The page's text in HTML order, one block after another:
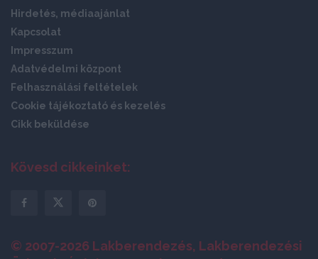
Hirdetés, médiaajánlat
Kapcsolat
Impresszum
Adatvédelmi központ
Felhasználási feltételek
Cookie tájékoztató és kezelés
Cikk beküldése
Kövesd cikkeinket:
© 2007-2026 Lakberendezés, Lakberendezési